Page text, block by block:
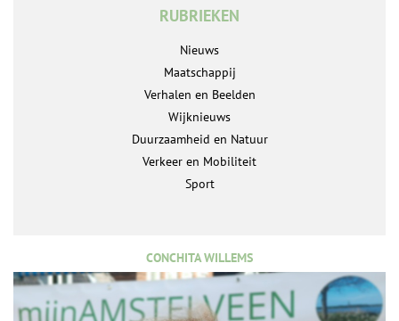
RUBRIEKEN
Nieuws
Maatschappij
Verhalen en Beelden
Wijknieuws
Duurzaamheid en Natuur
Verkeer en Mobiliteit
Sport
CONCHITA WILLEMS